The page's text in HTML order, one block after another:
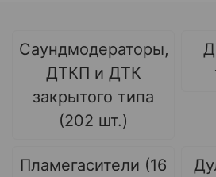
Саундмодераторы,
ДТКП и ДТК
закрытого типа
(202 шт.)
Пламегасители (16